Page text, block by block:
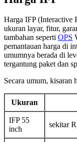
Harga IFP (Interactive
ukuran layar, fitur,
tambahan seperti OPS
pemantauan harga di
umumnya berada di
tergantung paket dan
Secara umum, kisaran
Ukuran
IFP 55
inch
sekitar